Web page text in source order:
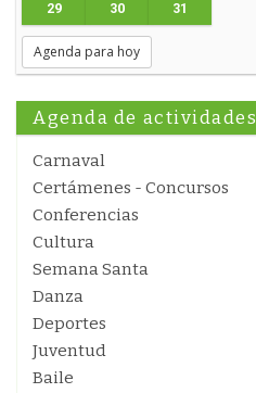
29 30 31
Agenda para hoy
Agenda de actividades
Carnaval
Certámenes - Concursos
Conferencias
Cultura
Semana Santa
Danza
Deportes
Juventud
Baile